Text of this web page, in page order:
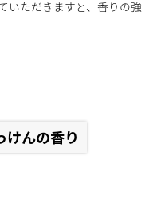
いただきますと、香りの強
けんの香り